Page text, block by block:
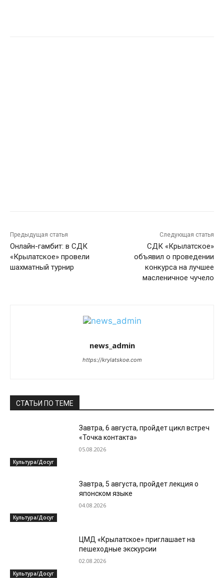
Предыдущая статья
Онлайн-гамбит: в СДК
«Крылатское» провели
шахматный турнир
Следующая статья
СДК «Крылатское»
объявил о проведении
конкурса на лучшее
масленичное чучело
news_admin
https://krylatskoe.com
СТАТЬИ ПО ТЕМЕ
Культура/Досуг
Завтра, 6 августа, пройдет цикл встреч
«Точка контакта»
05.08.2026
Культура/Досуг
Завтра, 5 августа, пройдет лекция о
японском языке
04.08.2026
Культура/Досуг
ЦМД «Крылатское» приглашает на
пешеходные экскурсии
02.08.2026